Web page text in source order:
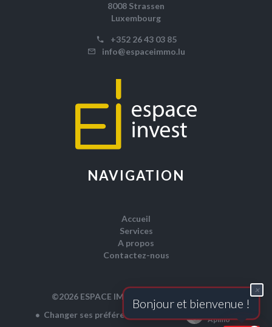
8008 Strassen
Luxembourg
+352 26 43 03 85
info@espaceimmo.lu
NAVIGATION
Accueil
Services
A propos
Contactez-nous
©2026 ESPACE IMMO
Changer ses préférences cookies
Design by
Apimo™
Bonjour et bienvenue !
×